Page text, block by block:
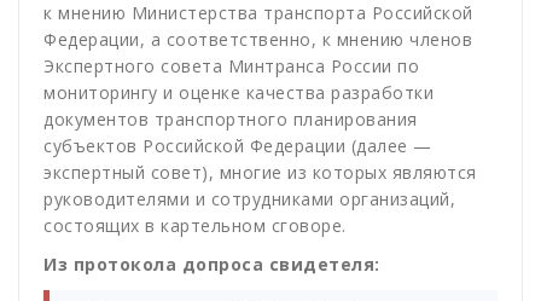
к мнению Министерства транспорта Российской
Федерации, а соответственно, к мнению членов
Экспертного совета Минтранса России по
мониторингу и оценке качества разработки
документов транспортного планирования
субъектов Российской Федерации (далее —
экспертный совет), многие из которых являются
руководителями и сотрудниками организаций,
состоящих в картельном сговоре.
Из протокола допроса свидетеля: